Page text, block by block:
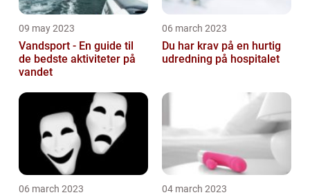
09 may 2023
Vandsport - En guide til
de bedste aktiviteter på
vandet
06 march 2023
Du har krav på en hurtig
udredning på hospitalet
06 march 2023 04 march 2023